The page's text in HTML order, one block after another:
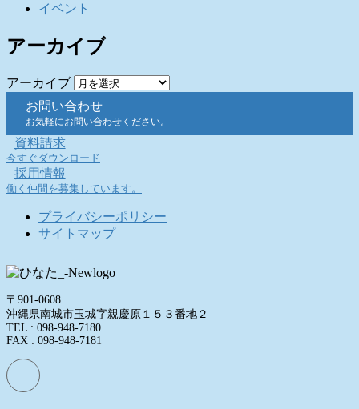
イベント
アーカイブ
アーカイブ
お問い合わせ
お気軽にお問い合わせください。
資料請求
今すぐダウンロード
採用情報
働く仲間を募集しています。
プライバシーポリシー
サイトマップ
〒901-0608
沖縄県南城市玉城字親慶原１５３番地２
TEL : 098-948-7180
FAX : 098-948-7181